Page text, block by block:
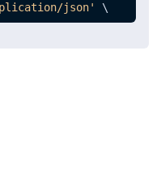
json' \